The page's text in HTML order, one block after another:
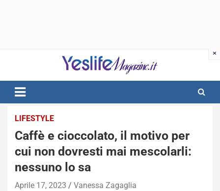
notizie di intrattenimento
LIFESTYLE
Caffè e cioccolato, il motivo per
cui non dovresti mai mescolarli:
nessuno lo sa
Aprile 17, 2023 Vanessa Zagaglia